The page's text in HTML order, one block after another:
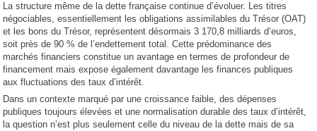
La structure même de la dette française continue d’évoluer. Les titres
négociables, essentiellement les obligations assimilables du Trésor (OAT)
et les bons du Trésor, représentent désormais 3 170,8 milliards d’euros,
soit près de 90 % de l’endettement total. Cette prédominance des
marchés financiers constitue un avantage en termes de profondeur de
financement mais expose également davantage les finances publiques
aux fluctuations des taux d’intérêt.
Dans un contexte marqué par une croissance faible, des dépenses
publiques toujours élevées et une normalisation durable des taux d’intérêt,
la question n’est plus seulement celle du niveau de la dette mais de sa